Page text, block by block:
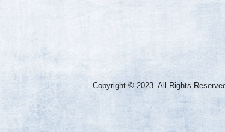
Copyright © 2023. All Rights